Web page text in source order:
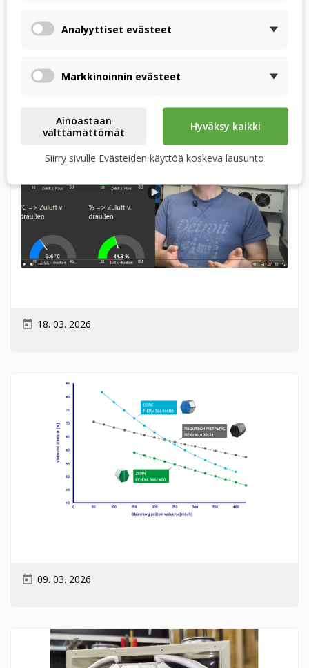
Ostoskoriin
today 18. 03. 2026
today 09. 03. 2026
Analyyttiset evästeet
Markkinoinnin evästeet
Ainoastaan
välttämättömät
Hyväksy kaikki
Siirry sivulle Evästeiden käyttöä koskeva lausunto